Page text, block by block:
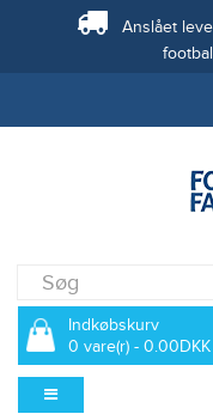
Anslået
Indkøbskurv
0 vare(r) - 0.00DKK